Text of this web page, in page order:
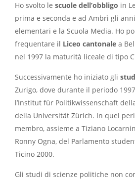
Ho svolto le scuole dell’obbligo in
prima e seconda e ad Ambrì gli
elementari e la Scuola Media. Ho
frequentare il Liceo cantonale a
nel 1997 la maturità liceale di tipo
Successivamente ho iniziato gli
Zurigo, dove durante il periodo
l’Institut für Politikwissenschaft
della Universität Zürich. In quel
membro, assieme a Tiziano
Ronny Ogna, del Parlamento
Ticino 2000.
Gli studi di scienze politiche non